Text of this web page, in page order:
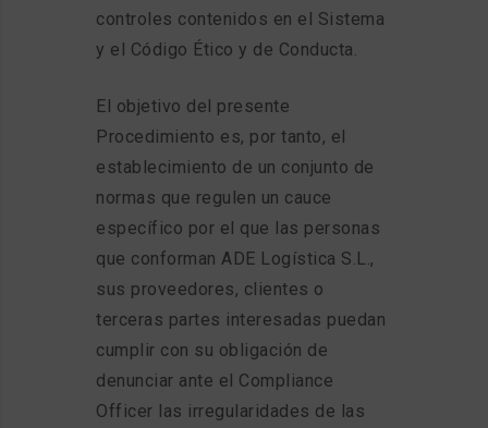
controles contenidos en el Sistema
y el Código Ético y de Conducta.
El objetivo del presente
Procedimiento es, por tanto, el
establecimiento de un conjunto de
normas que regulen un cauce
específico por el que las personas
que conforman ADE Logística S.L.,
sus proveedores, clientes o
terceras partes interesadas puedan
cumplir con su obligación de
denunciar ante el Compliance
Officer las irregularidades de las